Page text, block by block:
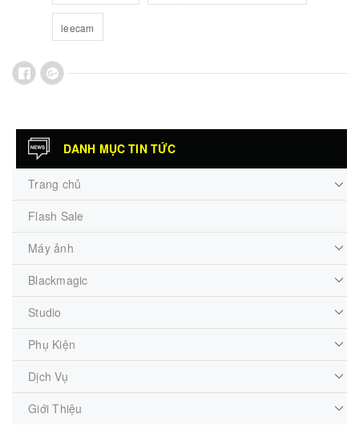
leecam
DANH MỤC TIN TỨC
Trang chủ
Flash Sale
Máy ảnh
Blackmagic
Studio
Phụ Kiện
Dịch Vụ
Giới Thiệu